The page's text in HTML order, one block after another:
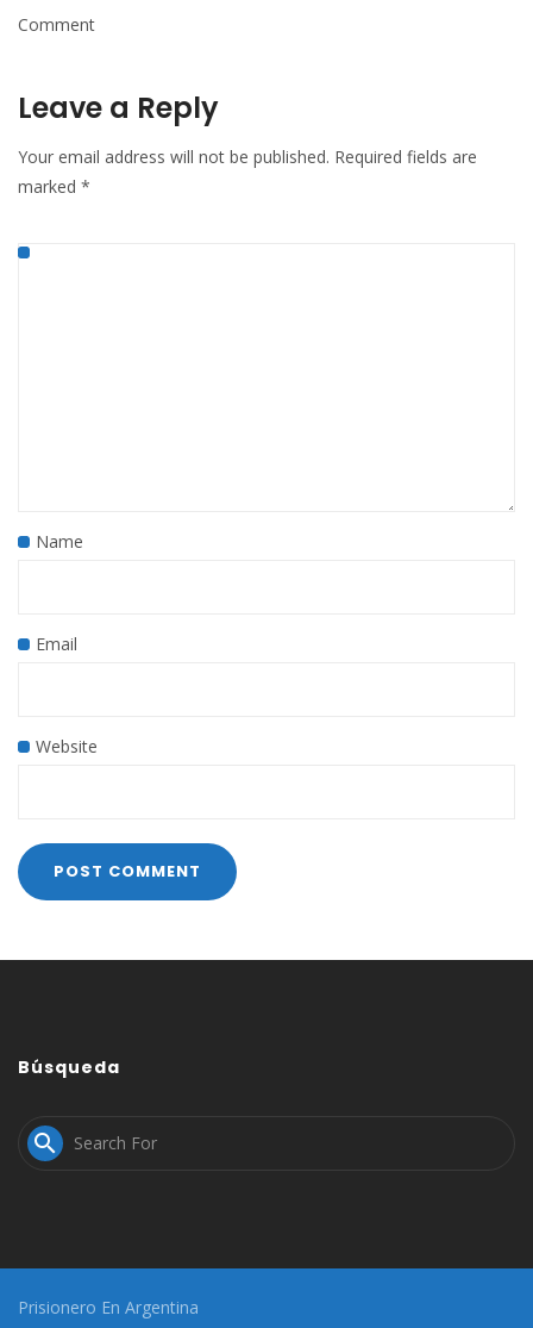
Comment
Leave a Reply
Your email address will not be published. Required fields are
marked *
Name
Email
Website
Búsqueda

Prisionero En Argentina